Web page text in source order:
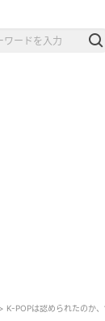
K-POPは認められたのか